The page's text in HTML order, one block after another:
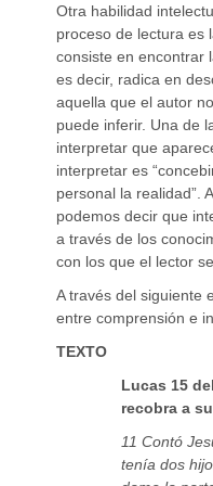
Otra habilidad
proceso de lectura es
consiste en encontrar
es decir, radica en
aquella que el autor
puede inferir. Una de
interpretar que
interpretar es
personal la realidad”.
podemos decir que
a través de los
con los que el lector
A través del siguiente
entre comprensión e
TEXTO
Lucas 15
recobra a
11 Contó
tenía dos